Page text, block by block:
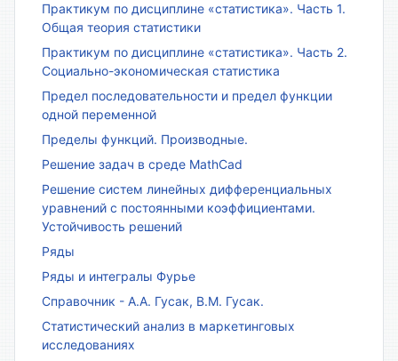
Практикум по дисциплине «статистика». Часть 1.
Общая теория статистики
Практикум по дисциплине «статистика». Часть 2.
Социально-экономическая статистика
Предел последовательности и предел функции
одной переменной
Пределы функций. Производные.
Решение задач в среде MathCad
Решение систем линейных дифференциальных
уравнений с постоянными коэффициентами.
Устойчивость решений
Ряды
Ряды и интегралы Фурье
Справочник - А.А. Гусак, В.М. Гусак.
Статистический анализ в маркетинговых
исследованиях